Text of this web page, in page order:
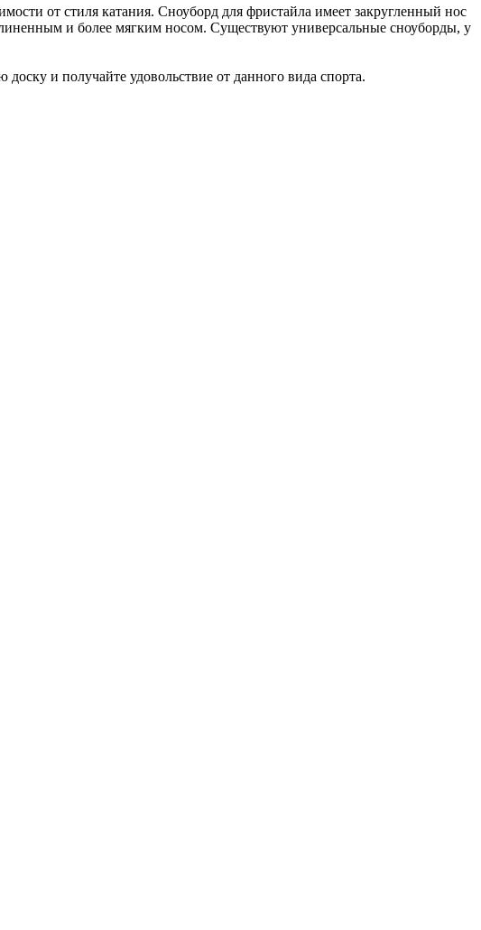
от стиля катания. Сноуборд для фристайла имеет закругленный нос
и более мягким носом. Существуют универсальные сноуборды, у
и получайте удовольствие от данного вида спорта.